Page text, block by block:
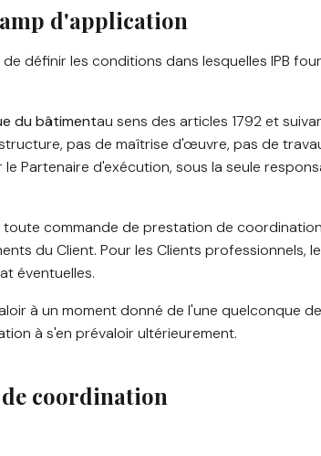
d'application
définir les conditions dans lesquelles IPB
du bâtimentau sens des articles 1792 et
pas de maîtrise d'œuvre, pas de
Partenaire d'exécution, sous la seule
commande de prestation de
du Client. Pour les Clients professionnels,
éventuelles.
à un moment donné de l'une quelconque
à s'en prévaloir ultérieurement.
coordination